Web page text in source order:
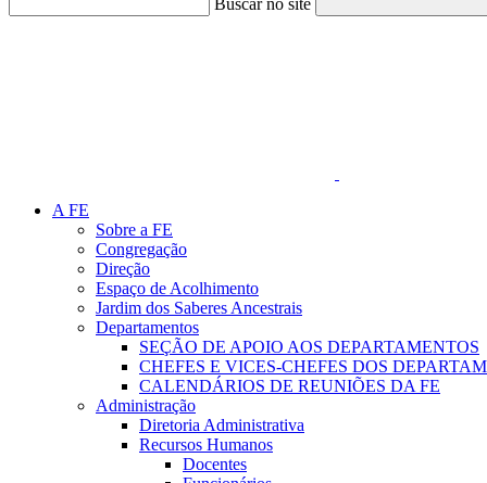
Buscar no site
A FE
Sobre a FE
Congregação
Direção
Espaço de Acolhimento
Jardim dos Saberes Ancestrais
Departamentos
SEÇÃO DE APOIO AOS DEPARTAMENTOS
CHEFES E VICES-CHEFES DOS
CALENDÁRIOS DE REUNIÕES DA FE
Administração
Diretoria Administrativa
Recursos Humanos
Docentes